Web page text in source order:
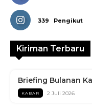
339 Pengikut
Kiriman Terbaru
Briefing Bulanan
KABAR 2 Juli 2026